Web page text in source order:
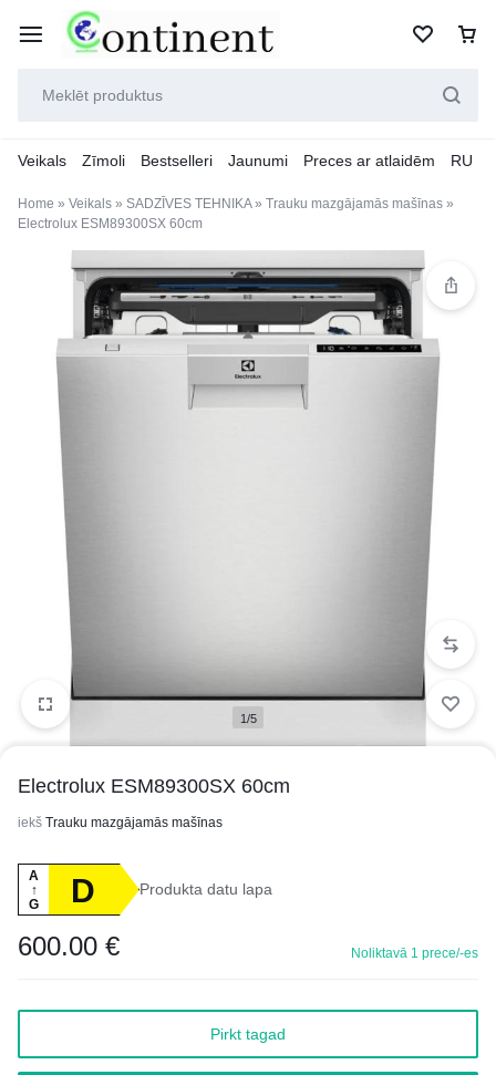
Veikals Zīmoli Bestselleri Jaunumi Preces ar atlaidēm RU
Home » Veikals » SADZĪVES TEHNIKA» Trauku mazgājamās mašīnas »
Electrolux ESM89300SX 60cm
1/5
Electrolux ESM89300SX 60cm
iekš Trauku mazgājamās mašīnas
A
↑
G
D Produkta datu lapa
600.00 € Noliktavā 1 prece/-es
Pirkt tagad